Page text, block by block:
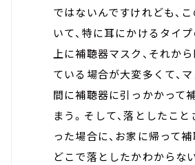
ではないんですけれども、
いて、特に耳にかけるタイ
上に補聴器マスク、それか
ている場合が大変多くて、
間に補聴器に引っかかって
まう。そして、落としたこ
った場合に、お家に帰って
どこで落としたかわからな